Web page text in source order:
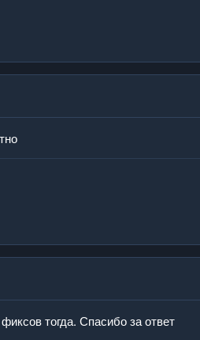
тогда. Спасибо за ответ